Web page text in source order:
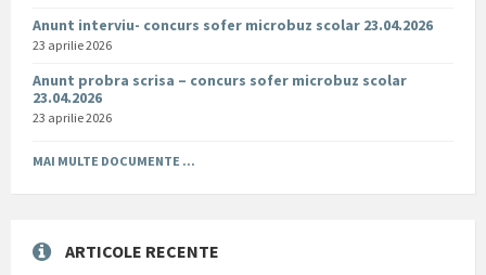
Anunt interviu- concurs sofer microbuz scolar 23.04.2026
23 aprilie 2026
Anunt probra scrisa – concurs sofer microbuz scolar
23.04.2026
23 aprilie 2026
MAI MULTE DOCUMENTE ...
ARTICOLE RECENTE